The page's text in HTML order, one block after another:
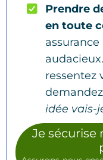
Prendre
en toute
ressentez
idée vais-
Je sécurise